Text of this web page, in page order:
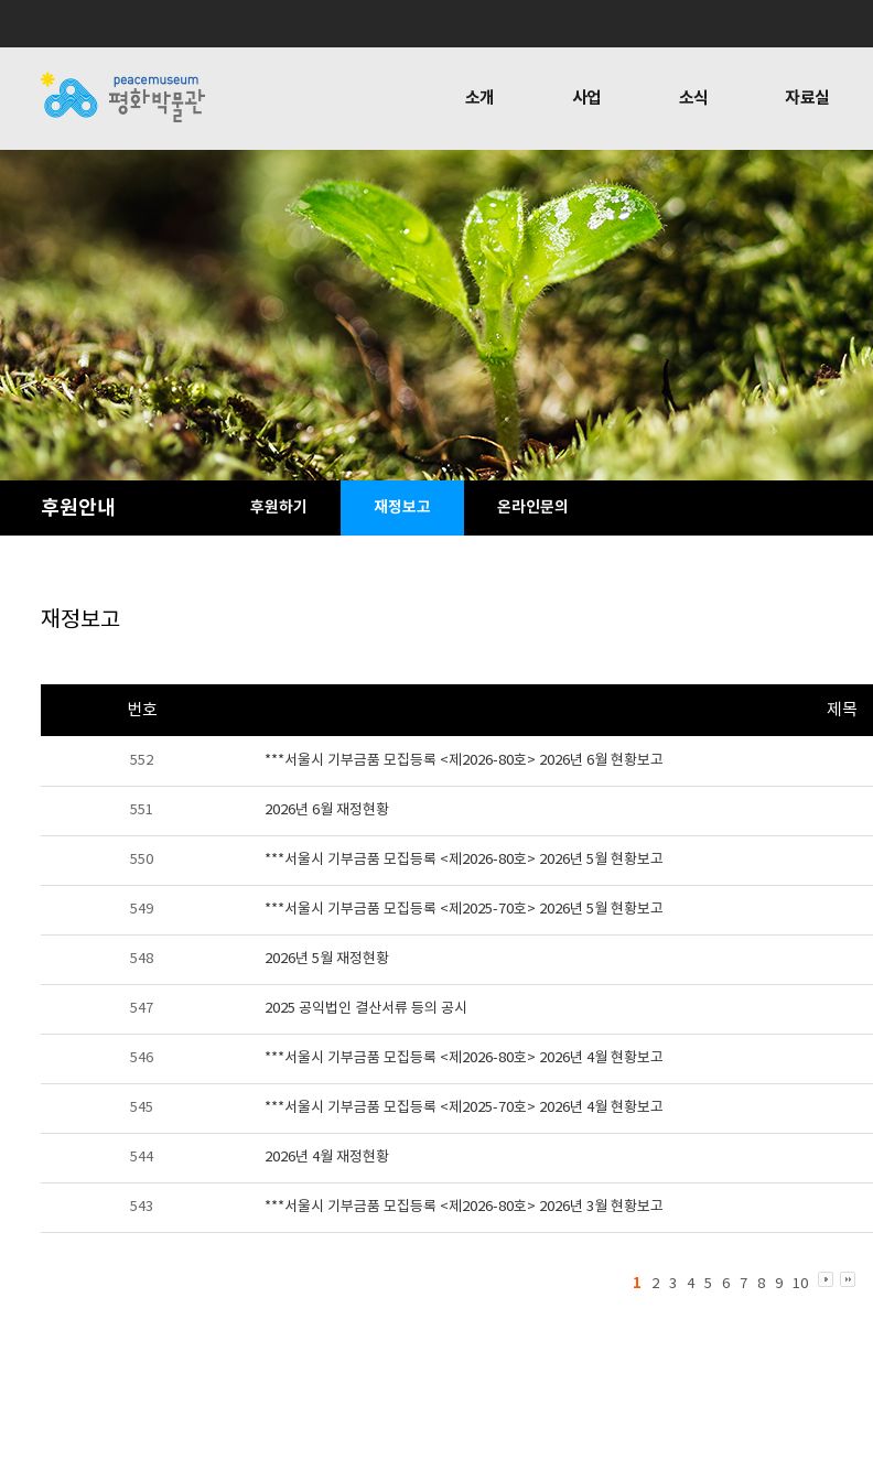
소개
걸어온 길 함께하는 사람들 오시는 길
사업
교육 · 연구 반헌법행위자열전편찬 캠페인
소식
활동소식 언론보도 뉴스레터
자료실
재정보고 1:1질문
오시는 길
사업
전시
교육 · 연구
반헌법행위자열전편찬
캠페인
소식
공지사항
활동소식
언론보도
뉴스레터
자료실
자료실
후원안내 후원하기 재정보고 온라인문의
재정보고
번호 제목
552 ***서울시 기부금품 모집등록 <제2026-80호> 2026년 6월 현황보고
551 2026년 6월 재정현황
550 ***서울시 기부금품 모집등록 <제2026-80호> 2026년 5월 현황보고
549 ***서울시 기부금품 모집등록 <제2025-70호> 2026년 5월 현황보고
548 2026년 5월 재정현황
547 2025 공익법인 결산서류 등의 공시
546 ***서울시 기부금품 모집등록 <제2026-80호> 2026년 4월 현황보고
545 ***서울시 기부금품 모집등록 <제2025-70호> 2026년 4월 현황보고
544 2026년 4월 재정현황
543 ***서울시 기부금품 모집등록 <제2026-80호> 2026년 3월 현황보고
1 2 3 4 5 6 7 8 9 10